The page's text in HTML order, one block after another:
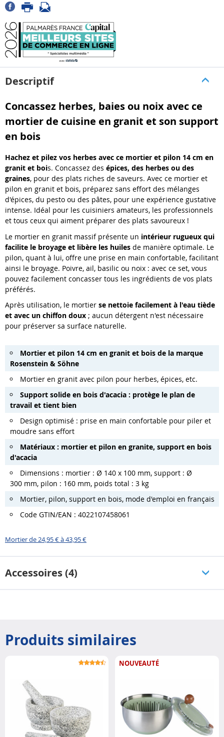
Descriptif
Concassez herbes, baies ou noix avec ce
mortier de cuisine en granit et son support
en bois
Hachez et pilez vos herbes avec ce mortier et pilon 14 cm en
granit et bois. Concassez des épices, des herbes ou des
graines, pour des plats riches de saveurs. Avec ce mortier et
pilon en granit et bois, préparez sans effort des mélanges
d'épices, du pesto ou des pâtes, pour une expérience gustative
intense. Idéal pour les cuisiniers amateurs, les professionnels
et tous ceux qui aiment préparer des plats savoureux !
Le mortier en granit massif présente un intérieur rugueux qui
facilite le broyage et libère les huiles de manière optimale. Le
pilon, quant à lui, offre une prise en main confortable, facilitant
ainsi le broyage. Poivre, ail, basilic ou noix : avec ce set, vous
pouvez facilement concasser tous les ingrédients de vos plats
préférés.
Après utilisation, le mortier se nettoie facilement à l'eau tiède
et avec un chiffon doux ; aucun détergent n'est nécessaire
pour préserver sa surface naturelle.
Mortier et pilon 14 cm en granit et bois de la marque
Rosenstein & Söhne
Mortier en granit avec pilon pour herbes, épices, etc.
Support solide en bois d'acacia : protège le plan de
travail et tient bien
Design optimisé : prise en main confortable pour piler et
moudre sans effort
Matériaux : mortier et pilon en granite, support en bois
d'acacia
Dimensions : mortier : Ø 140 x 100 mm, support : Ø
300 mm, pilon : 160 mm, poids total : 3 kg
Mortier, pilon, support en bois, mode d'emploi en français
Code GTIN/EAN : 4022107458061
Mortier de 24,95 € à 43,95 €
Accessoires (4)
Produits similaires
NOUVEAUTÉ